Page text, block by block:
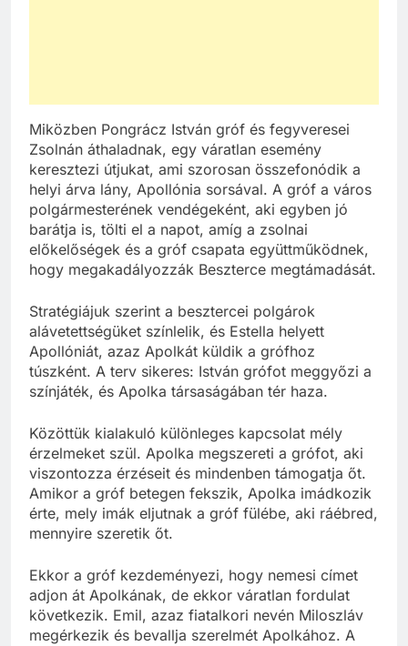
Miközben Pongrácz István gróf és fegyveresei
Zsolnán áthaladnak, egy váratlan esemény
keresztezi útjukat, ami szorosan összefonódik a
helyi árva lány, Apollónia sorsával. A gróf a város
polgármesterének vendégeként, aki egyben jó
barátja is, tölti el a napot, amíg a zsolnai
előkelőségek és a gróf csapata együttműködnek,
hogy megakadályozzák Beszterce megtámadását.
Stratégiájuk szerint a besztercei polgárok
alávetettségüket színlelik, és Estella helyett
Apollóniát, azaz Apolkát küldik a grófhoz
túszként. A terv sikeres: István grófot meggyőzi a
színjáték, és Apolka társaságában tér haza.
Közöttük kialakuló különleges kapcsolat mély
érzelmeket szül. Apolka megszereti a grófot, aki
viszontozza érzéseit és mindenben támogatja őt.
Amikor a gróf betegen fekszik, Apolka imádkozik
érte, mely imák eljutnak a gróf fülébe, aki ráébred,
mennyire szeretik őt.
Ekkor a gróf kezdeményezi, hogy nemesi címet
adjon át Apolkának, de ekkor váratlan fordulat
következik. Emil, azaz fiatalkori nevén Miloszláv
megérkezik és bevallja szerelmét Apolkához. A